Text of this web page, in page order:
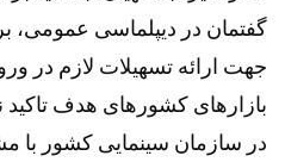
گفتمان در دیپلماسی عمومی،
جهت ارائه تسهیلات لازم در
بازارهای کشورهای هدف
در سازمان سینمایی کشور با